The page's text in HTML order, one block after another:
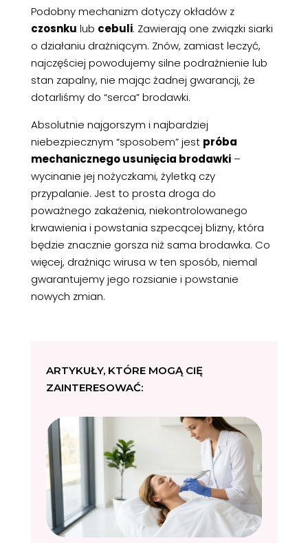
Podobny mechanizm dotyczy okładów z
czosnku lub cebuli. Zawierają one związki siarki
o działaniu drażniącym. Znów, zamiast leczyć,
najczęściej powodujemy silne podrażnienie lub
stan zapalny, nie mając żadnej gwarancji, że
dotarliśmy do “serca” brodawki.
Absolutnie najgorszym i najbardziej
niebezpiecznym “sposobem” jest próba
mechanicznego usunięcia brodawki–
wycinanie jej nożyczkami, żyletką czy
przypalanie. Jest to prosta droga do
poważnego zakażenia, niekontrolowanego
krwawienia i powstania szpecącej blizny, która
będzie znacznie gorsza niż sama brodawka. Co
więcej, drażniąc wirusa w ten sposób, niemal
gwarantujemy jego rozsianie i powstanie
nowych zmian.
ARTYKUŁY, KTÓRE MOGĄ CIĘ
ZAINTERESOWAĆ: